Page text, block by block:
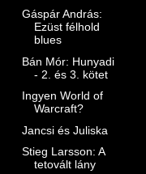
Gáspár András:
Ezüst félhold
blues
Bán Mór: Hunyadi
- 2. és 3. kötet
Ingyen World of
Warcraft?
Jancsi és Juliska
Stieg Larsson: A
tetovált lány